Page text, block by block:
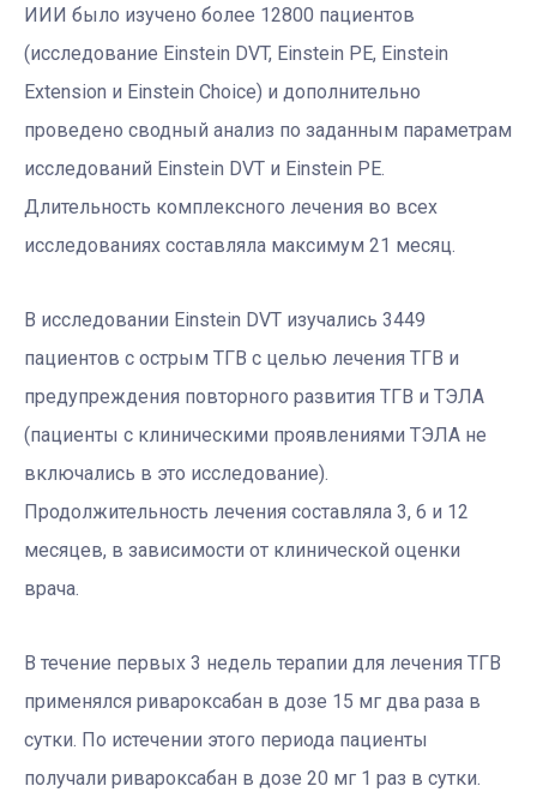
ИИИ было изучено более 12800 пациентов
(исследование Einstein DVT, Einstein PE, Einstein
Extension и Einstein Choice) и дополнительно
проведено сводный анализ по заданным параметрам
исследований Einstein DVT и Einstein PE.
Длительность комплексного лечения во всех
исследованиях составляла максимум 21 месяц.
В исследовании Einstein DVT изучались 3449
пациентов с острым ТГВ с целью лечения ТГВ и
предупреждения повторного развития ТГВ и ТЭЛА
(пациенты с клиническими проявлениями ТЭЛА не
включались в это исследование).
Продолжительность лечения составляла 3, 6 и 12
месяцев, в зависимости от клинической оценки
врача.
В течение первых 3 недель терапии для лечения ТГВ
применялся ривароксабан в дозе 15 мг два раза в
сутки. По истечении этого периода пациенты
получали ривароксабан в дозе 20 мг 1 раз в сутки.